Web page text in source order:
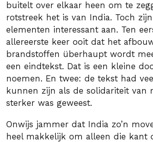
buitelt over elkaar heen om te
rotstreek het is van India. Toch
elementen interessant aan. Ten
allereerste keer ooit dat het
brandstoffen überhaupt wordt
een eindtekst. Dat is een kleine
noemen. En twee: de tekst had
kunnen zijn als de solidariteit van
sterker was geweest.
Onwijs jammer dat India zo’n
heel makkelijk om alleen die kant